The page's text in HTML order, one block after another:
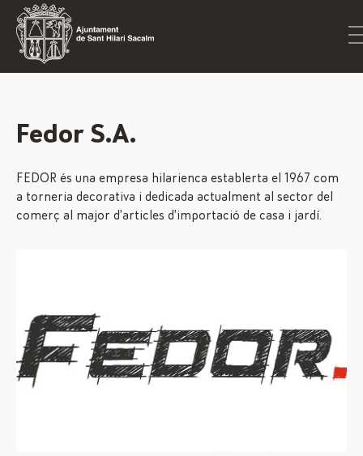
Fedor S.A.
FEDOR és una empresa hilarienca establerta el 1967 com
a torneria decorativa i dedicada actualment al sector del
comerç al major d’articles d’importació de casa i jardí.